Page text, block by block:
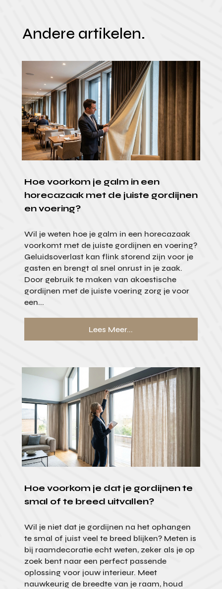
Andere artikelen.
Hoe voorkom je galm in een
horecazaak met de juiste gordijnen
en voering?
Wil je weten hoe je galm in een horecazaak
voorkomt met de juiste gordijnen en voering?
Geluidsoverlast kan flink storend zijn voor je
gasten en brengt al snel onrust in je zaak.
Door gebruik te maken van akoestische
gordijnen met de juiste voering zorg je voor
een...
Lees Meer...
Hoe voorkom je dat je gordijnen te
smal of te breed uitvallen?
Wil je niet dat je gordijnen na het ophangen
te smal of juist veel te breed blijken? Meten is
bij raamdecoratie echt weten, zeker als je op
zoek bent naar een perfect passende
oplossing voor jouw interieur. Meet
nauwkeurig de breedte van je raam, houd